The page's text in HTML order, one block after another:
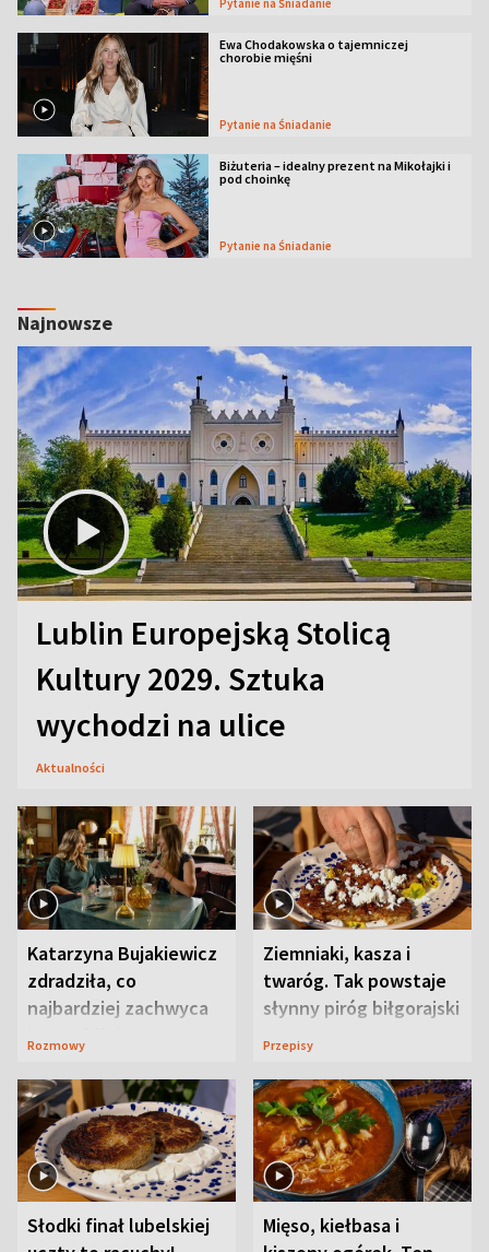
Pytanie na Śniadanie
Ewa Chodakowska o tajemniczej
chorobie mięśni
Pytanie na Śniadanie
Biżuteria – idealny prezent na Mikołajki i
pod choinkę
Pytanie na Śniadanie
Najnowsze
Lublin Europejską Stolicą
Kultury 2029. Sztuka
wychodzi na ulice
Aktualności
Katarzyna Bujakiewicz
zdradziła, co
najbardziej zachwyca
ją w Lublinie
Rozmowy
Ziemniaki, kasza i
twaróg. Tak powstaje
słynny piróg biłgorajski
Przepisy
Słodki finał lubelskiej
Mięso, kiełbasa i